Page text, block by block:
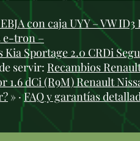
con caja UYY – VW ID3
e-tron –
Kia Sportage 2.0 CRDi
servir: Recambios
1.6 dCi (R9M) Renault
» ·FAQ y garantías